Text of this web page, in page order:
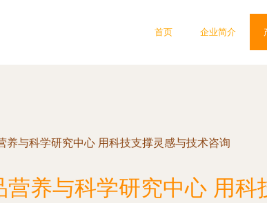
首页 企业简介
养与科学研究中心 用科技支撑灵感与技术咨询
养与科学研究中心 用科